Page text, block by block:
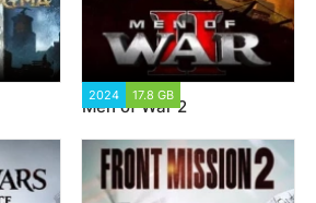
2024 17.8 GB
Men of War 2